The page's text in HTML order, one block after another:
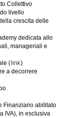
Collettivo
livello
crescita delle
dedicata allo
manageriali e
( link)
a decorrere
Finanziario abilitato
IVA), in esclusiva